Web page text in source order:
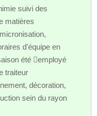
suivi des
matières
d'équipe en
été employé
traiteur
décoration,
sein du rayon